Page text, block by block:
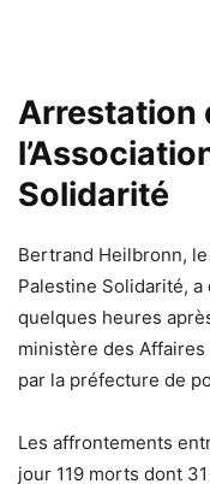
Arrestation
Solidarité
Bertrand Heilbronn,
Palestine Solidarité,
quelques heures
ministère des
par la préfecture de
Les affrontements
jour 119 morts dont